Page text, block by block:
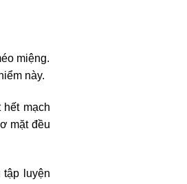
miệng.
này.
mạch
mặt đều
tập luyện